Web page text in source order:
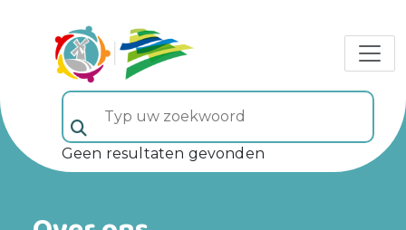
Typ uw zoekwoord (veld 5)
Geen resultaten gevonden